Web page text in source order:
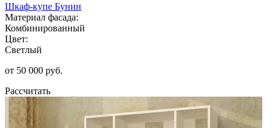
Шкаф-купе Бунин
Материал фасада:
Комбинированный
Цвет:
Светлый
от 50 000 руб.
Рассчитать